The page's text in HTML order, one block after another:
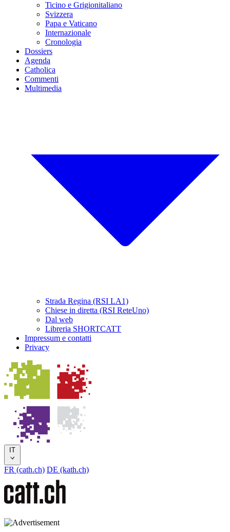
Ticino e Grigionitaliano
Svizzera
Papa e Vaticano
Internazionale
Cronologia
Dossiers
Agenda
Catholica
Commenti
Multimedia
Strada Regina (RSI LA1)
Chiese in diretta (RSI ReteUno)
Dal web
Libreria SHORTCATT
Impressum e contatti
Privacy
IT
FR (cath.ch) DE (kath.ch)